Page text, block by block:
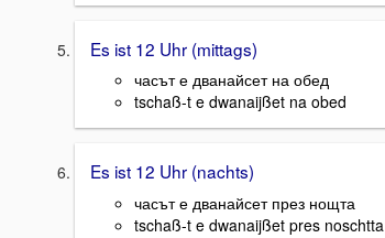
Es ist 12 Uhr (mittags)
часът е дванайсет на обед
tschaß-t e dwanaijßet na obed
Es ist 12 Uhr (nachts)
часът е дванайсет през нощта
tschaß-t e dwanaijßet pres noschtta